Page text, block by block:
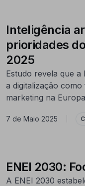
Inteligência
prioridades
2025
Estudo revela que a
a digitalização
marketing na
7 de Maio 2025
ENEI 2030:
A ENEI 2030